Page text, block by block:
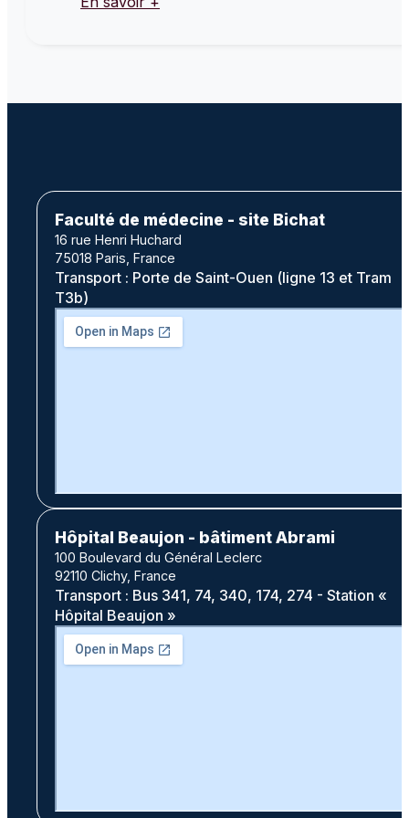
Faculté de médecine - site Bichat
16 rue Henri Huchard
75018 Paris, France
Transport : Porte de Saint-Ouen (ligne 13 et Tram
T3b)
Hôpital Beaujon - bâtiment Abrami
100 Boulevard du Général Leclerc
92110 Clichy, France
Transport : Bus 341, 74, 340, 174, 274 - Station «
Hôpital Beaujon »